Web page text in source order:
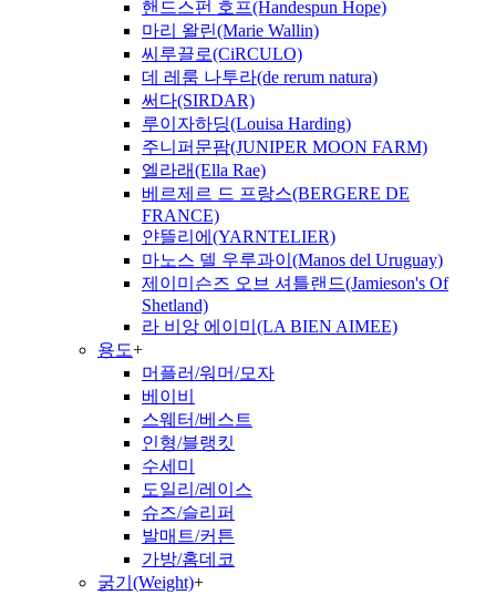
핸드스펀 호프(Handespun Hope)
마리 왈린(Marie Wallin)
씨루끌로(CiRCULO)
데 레룸 나투라(de rerum natura)
써다(SIRDAR)
루이자하딩(Louisa Harding)
주니퍼문팜(JUNIPER MOON FARM)
엘라래(Ella Rae)
베르제르 드 프랑스(BERGERE DE
FRANCE)
얀뜰리에(YARNTELIER)
마노스 델 우루과이(Manos del Uruguay)
제이미슨즈 오브 셔틀랜드(Jamieson's Of
Shetland)
라 비앙 에이미(LA BIEN AIMEE)
용도+
머플러/워머/모자
베이비
스웨터/베스트
인형/블랭킷
수세미
도일리/레이스
슈즈/슬리퍼
발매트/커튼
가방/홈데코
굵기(Weight)+